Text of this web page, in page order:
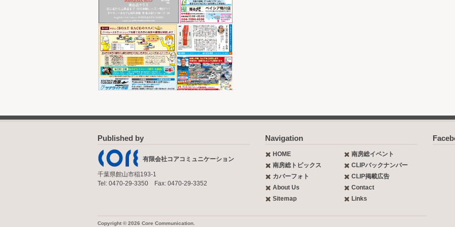
Published by
有限会社コアコミュニケーション
千葉県館山市稲193-1
Tel: 0470-29-3350 Fax: 0470-29-3352
Navigation
HOME
南房総イベント
南房総トピックス
CLIPバックナンバー
カバーフォト
CLIP掲載広告
About Us
Contact
Sitemap
Links
Copyright © 2026 Core Communication.